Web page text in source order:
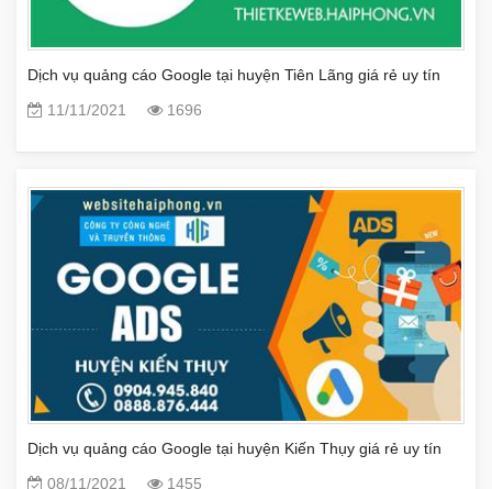
Dịch vụ quảng cáo Google tại huyện Tiên Lãng giá rẻ uy tín
11/11/2021
1696
Dịch vụ quảng cáo Google tại huyện Kiến Thụy giá rẻ uy tín
08/11/2021
1455